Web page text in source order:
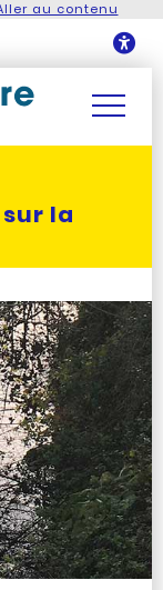
au contenu
la